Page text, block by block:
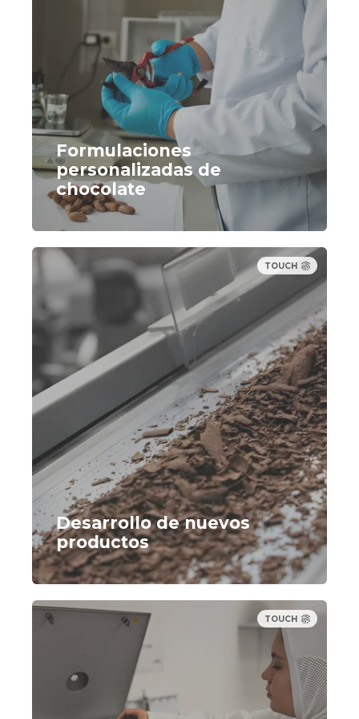
CONTAMINACIÓN CRUZADA
El chocolate es propenso a los problemas de
contaminación cruzada, sobre todo con
alérgenos como los frutos secos o los lácteos.
Garantizar que los nuevos productos cumplen la
normativa de seguridad alimentaria sin alterar el
sabor o la calidad puede ser un reto complejo,
sobre todo si el producto lleva múltiples
inclusiones o sabores.
Formulaciones
personalizadas de
chocolate
TOUCH
Desarrollo de nuevos
productos
TOUCH